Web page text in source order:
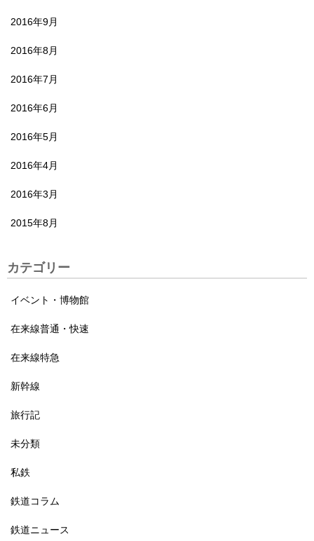
2016年9月
2016年8月
2016年7月
2016年6月
2016年5月
2016年4月
2016年3月
2015年8月
カテゴリー
イベント・博物館
在来線普通・快速
在来線特急
新幹線
旅行記
未分類
私鉄
鉄道コラム
鉄道ニュース